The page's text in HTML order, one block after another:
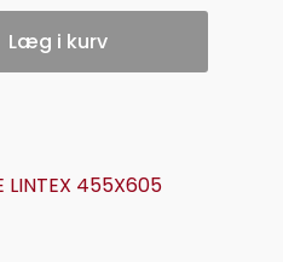
Læg i kurv